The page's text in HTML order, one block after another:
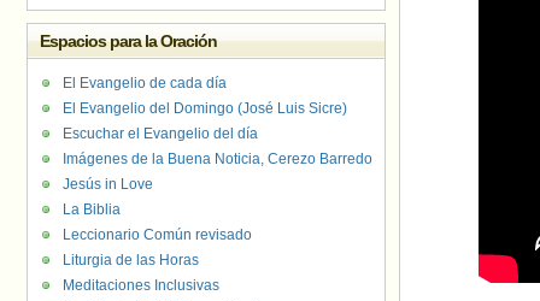
Espacios para la Oración
El Evangelio de cada día
El Evangelio del Domingo (José Luis Sicre)
Escuchar el Evangelio del día
Imágenes de la Buena Noticia, Cerezo Barredo
Jesús in Love
La Biblia
Leccionario Común revisado
Liturgia de las Horas
Meditaciones Inclusivas